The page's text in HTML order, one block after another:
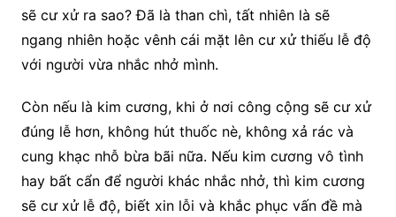
sẽ cư xử ra sao? Đã là than chì, tất nhiên là sẽ
ngang nhiên hoặc vênh cái mặt lên cư xử thiếu lễ độ
với người vừa nhắc nhở mình.
Còn nếu là kim cương, khi ở nơi công cộng sẽ cư xử
đúng lễ hơn, không hút thuốc nè, không xả rác và
cung khạc nhỗ bừa bãi nữa. Nếu kim cương vô tình
hay bất cẩn để người khác nhắc nhở, thì kim cương
sẽ cư xử lễ độ, biết xin lỗi và khắc phục vấn đề mà